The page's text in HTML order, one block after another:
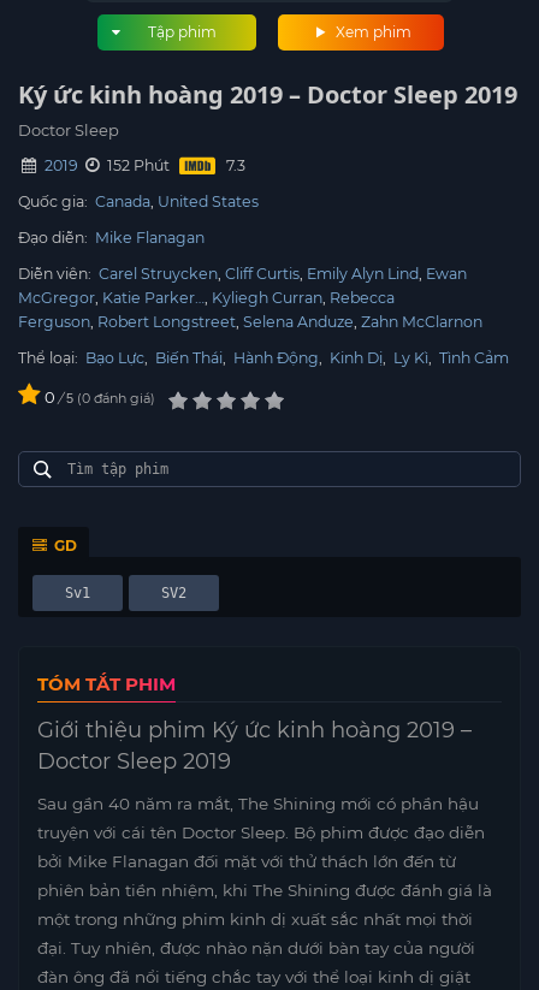
Xem phim
Tập phim
Ký ức kinh hoàng 2019 – Doctor Sleep 2019
Doctor Sleep
2019
152 Phút
Quốc gia: Canada United States
Đạo diễn: Mike Flanagan
Diễn viên: Carel Struycken Cliff Curtis Emily Alyn Lind Ewan
McGregor Katie Parker… Kyliegh Curran Rebecca
Ferguson Robert Longstreet Selena Anduze Zahn McClarnon
Thể loại: Bạo Lực, Biến Thái, Hành Động, Kinh Dị, Ly Kì, Tình Cảm
0 / 5 0 đánh giá
GD
Sv1 SV2
TÓM TẮT PHIM
Giới thiệu phim Ký ức kinh hoàng 2019 –
Doctor Sleep 2019
Sau gần 40 năm ra mắt, The Shining mới có phần hậu
truyện với cái tên Doctor Sleep. Bộ phim được đạo diễn
bởi Mike Flanagan đối mặt với thử thách lớn đến từ
phiên bản tiền nhiệm, khi The Shining được đánh giá là
một trong những phim kinh dị xuất sắc nhất mọi thời
đại. Tuy nhiên, được nhào nặn dưới bàn tay của người
đàn ông đã nổi tiếng chắc tay với thể loại kinh dị giật